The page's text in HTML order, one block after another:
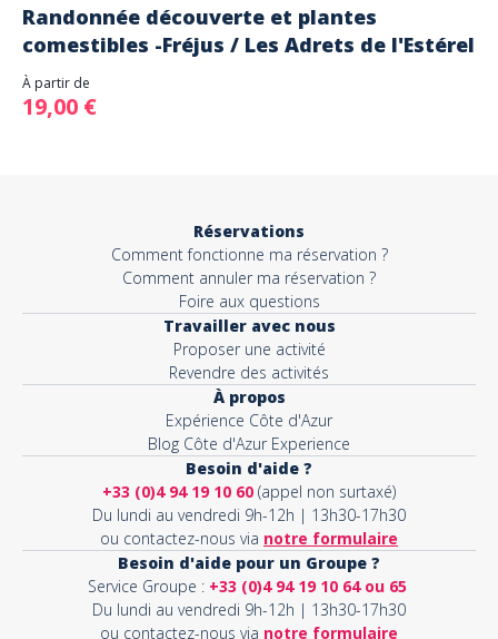
Randonnée découverte et plantes
comestibles -Fréjus / Les Adrets de l'Estérel
À partir de
19,00 €
Réservations
Comment fonctionne ma réservation ?
Comment annuler ma réservation ?
Foire aux questions
Travailler avec nous
Proposer une activité
Revendre des activités
À propos
Expérience Côte d'Azur
Blog Côte d'Azur Experience
Besoin d'aide ?
+33 (0)4 94 19 10 60 (appel non surtaxé)
Du lundi au vendredi 9h-12h | 13h30-17h30
ou contactez-nous via notre formulaire
Besoin d'aide pour un Groupe ?
Service Groupe : +33 (0)4 94 19 10 64 ou 65
Du lundi au vendredi 9h-12h | 13h30-17h30
ou contactez-nous via notre formulaire